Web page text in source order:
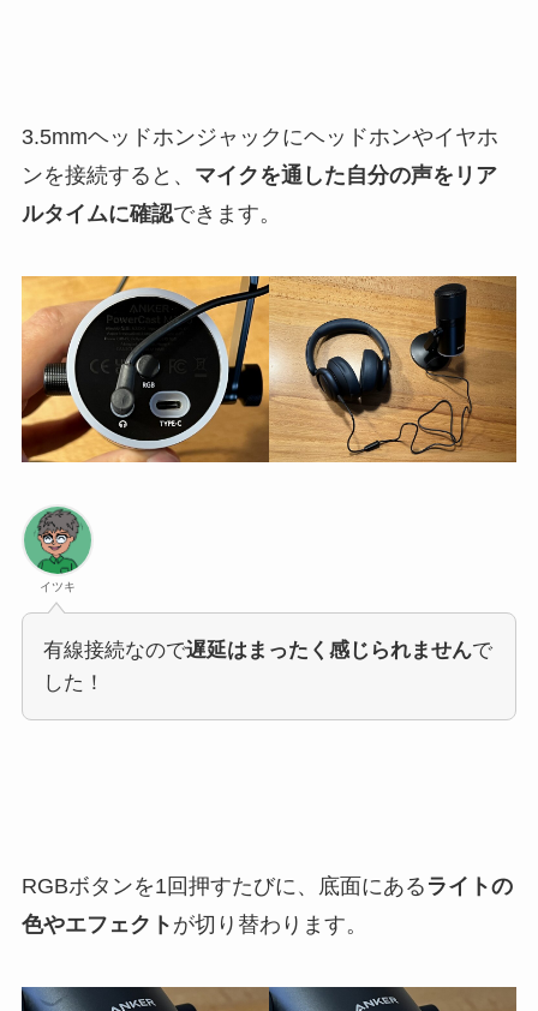
3.5mmヘッドホンジャックにヘッドホンやイヤホ
ンを接続すると、 マイクを通した自分の声をリア
ルタイムに確認できます。
イツキ
有線接続なので遅延はまったく感じられませんで
した！
RGBボタンを1回押すたびに、底面にある ライトの
色やエフェクト が切り替わります。